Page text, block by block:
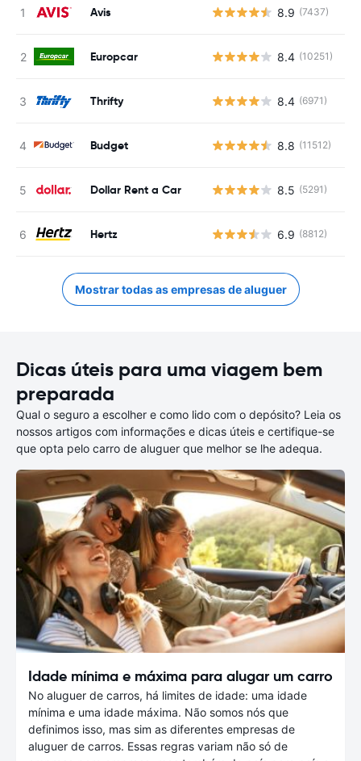
Avis 8.9 (7437)
Europcar 8.4 (10251)
Thrifty 8.4 (6971)
Budget 8.8 (11512)
Dollar Rent a Car 8.5 (5291)
Hertz 6.9 (8812)
Mostrar todas as empresas de aluguer
Dicas úteis para uma viagem bem
preparada
Qual o seguro a escolher e como lido com o depósito? Leia os
nossos artigos com informações e dicas úteis e certifique-se
que opta pelo carro de aluguer que melhor se lhe adequa.
Idade mínima e máxima para alugar um carro
No aluguer de carros, há limites de idade: uma idade
mínima e uma idade máxima. Não somos nós que
definimos isso, mas sim as diferentes empresas de
aluguer de carros. Essas regras variam não só de